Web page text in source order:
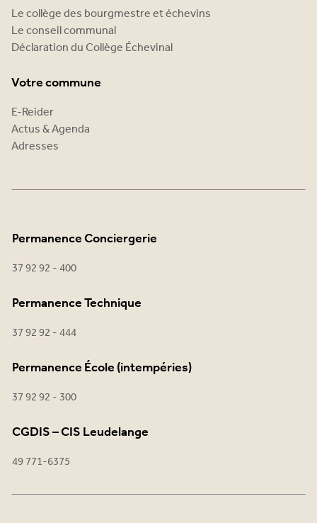
Le collège des bourgmestre et échevins
Le conseil communal
Déclaration du Collège Échevinal
Votre commune
E-Reider
Actus & Agenda
Adresses
Permanence Conciergerie
37 92 92 - 400
Permanence Technique
37 92 92 - 444
Permanence École (intempéries)
37 92 92 - 300
CGDIS – CIS Leudelange
49 771-6375